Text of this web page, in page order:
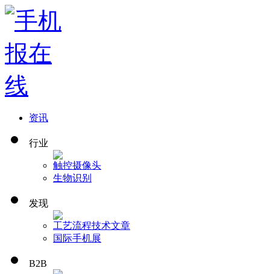
资讯
行业
触控摄像头
生物识别
发现
工艺流程技术文章
国际手机展
B2B